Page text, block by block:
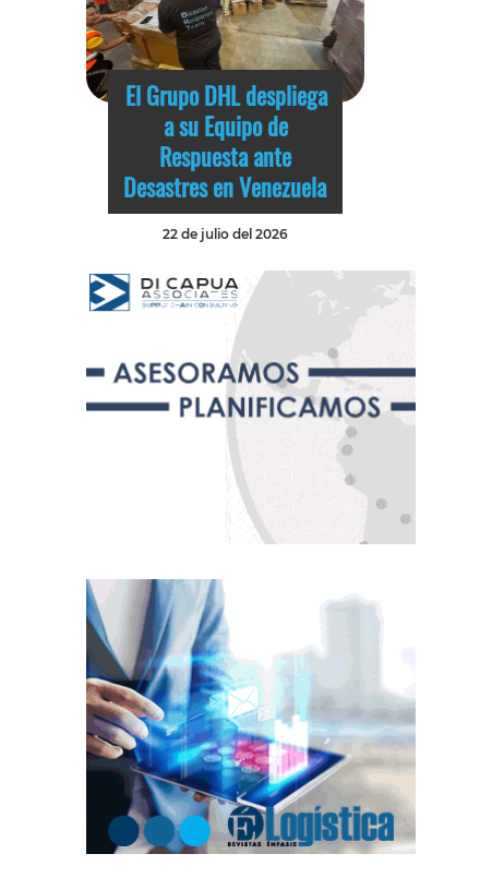
El Grupo DHL despliega
a su Equipo de
Respuesta ante
Desastres en Venezuela
22 de julio del 2026